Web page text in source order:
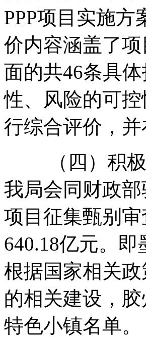
PPP项目实施
价内容涵盖了
面的共46条具
性、风险的可
行综合评价，
（四）积极
我局会同财政
项目征集甄别
640.18亿元。
根据国家相关
的相关建设，
特色小镇名单。